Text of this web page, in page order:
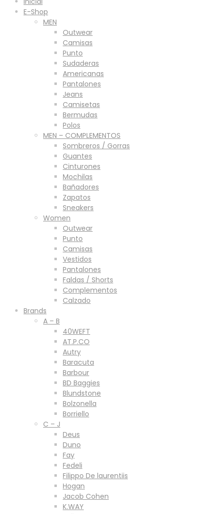
E-Shop
MEN
Outwear
Camisas
Punto
Sudaderas
Americanas
Pantalones
Jeans
Camisetas
Bermudas
Polos
MEN – COMPLEMENTOS
Sombreros / Gorras
Guantes
Cinturones
Mochilas
Bañadores
Zapatos
Sneakers
Women
Outwear
Punto
Camisas
Vestidos
Pantalones
Faldas / Shorts
Complementos
Calzado
Brands
A – B
40WEFT
AT.P.CO
Autry
Baracuta
Barbour
BD Baggies
Blundstone
Bolzonella
Borriello
C – J
Deus
Duno
Fay
Fedeli
Filippo De laurentiis
Hogan
Jacob Cohen
K.WAY